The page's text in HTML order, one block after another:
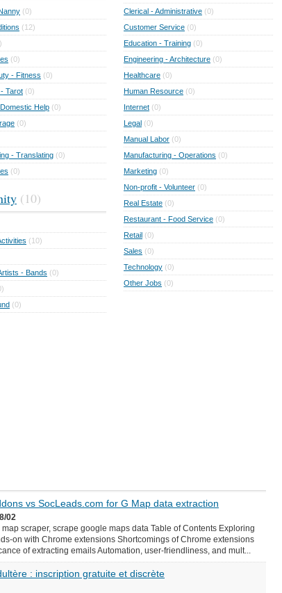
(0)
(12)
(0)
- Fitness (0)
Tarot (0)
Help (0)
(0)
- Translating (0)
(0)
(10)
(10)
- Bands (0)
(0)
Clerical - Administrative (0)
Customer Service (0)
Education - Training (0)
Engineering - Architecture (0)
Healthcare (0)
Human Resource (0)
Internet (0)
Legal (0)
Manual Labor (0)
Manufacturing - Operations (0)
Marketing (0)
Non-profit - Volunteer (0)
Real Estate (0)
Restaurant - Food Service (0)
Retail (0)
Sales (0)
Technology (0)
Other Jobs (0)
vs SocLeads.com for G Map data extraction
02
scraper, scrape google maps data Table of Contents Exploring
on with Chrome extensions Shortcomings of Chrome extensions
of extracting emails Automation, user-friendliness, and mult...
: inscription gratuite et discrète